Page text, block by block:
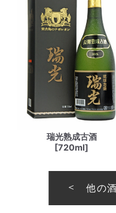
瑞光熟成古酒
[720ml]
他の